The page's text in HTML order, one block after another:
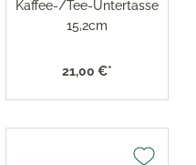
Kaffee-/Tee-Untertasse
15,2cm
21,00 €*